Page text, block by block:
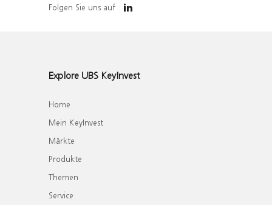
Folgen Sie uns auf
Explore UBS KeyInvest
Home
Mein KeyInvest
Märkte
Produkte
Themen
Service